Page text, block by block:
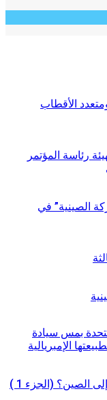
الأقطاب
رئاسة المؤتمر
الصينية” في
بمس سيادة
الإمبريالية
الصين؟ (الجزء 1 )